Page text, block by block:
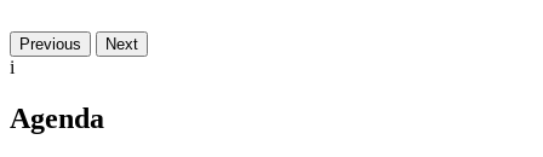
Previous Next
i
Agenda